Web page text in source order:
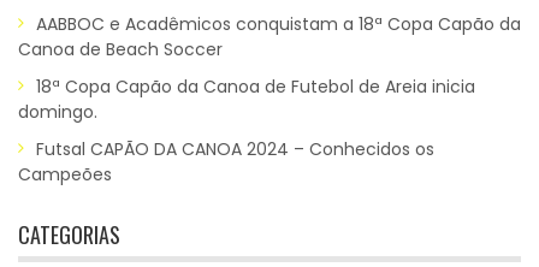
AABBOC e Acadêmicos conquistam a 18ª Copa Capão da
Canoa de Beach Soccer
18ª Copa Capão da Canoa de Futebol de Areia inicia
domingo.
Futsal CAPÃO DA CANOA 2024 – Conhecidos os
Campeões
CATEGORIAS